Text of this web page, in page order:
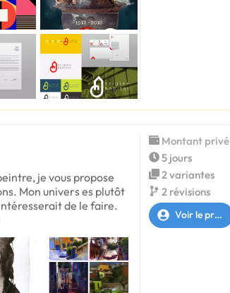
je vous propose
Mon univers es plutôt
de le faire.
Montant privé
5 jours
2 variantes
2 révisions
Voir le profil